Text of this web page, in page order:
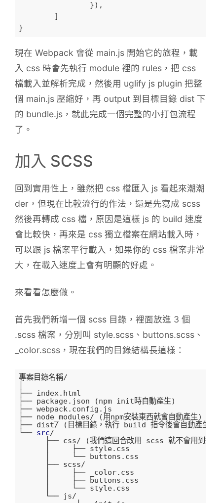
現在 Webpack 會從 main.js 開始它的旅程，載
入 css 時會先執行 module 裡的 rules，把 css
檔載入並解析完成，然後用 uglify js plugin 把整
個 main.js 壓縮好，再 output 到目標目錄 dist 下
的 bundle.js，就此完成一個完整的小打包流程
了。
加入 SCSS
回到實用性上，雖然把 css 檔匯入 js 看起來潮潮
der，但現在比較流行的作法，還是先寫成 scss
然後再轉成 css 檔，原因是這樣 js 的 build 速度
會比較快，再來是 css 獨立檔案在網站載入時，
可以跟 js 檔案平行載入，如果你的 css 檔案非常
大，在載入速度上會有明顯的好處。
來看看怎麼做。
首先我們新增一個 scss 目錄，裡面放進 3 個
.scss 檔案，分別叫 style.scss、buttons.scss、
_color.scss，現在我們的目錄結構長這樣：
專案目錄名稱/
├── index.html
├── package.json (npm init時自動產生)
├── webpack.config .js
├── node_modules/ (用npm安裝東西就會自動產生)
├── dist/ (目標目錄，執行 build 指令後會自動產生)
└── src/
├── css/ (我們這回合改用 scss 就不會用到這個
      │     ├── style
.css
      │     └── buttons
.css
      ├── scss/
      │     ├── _color
.css
      │     ├── buttons
.css
      │     └── style
.css
      └── js/